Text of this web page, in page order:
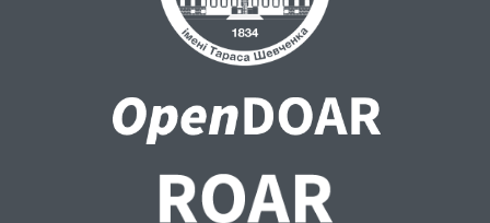
громадськими організаціями тощо. В
цілому поставлена проблематика
актуалізується в період екзистенційних
викликів породжених війною, тому
важливими є подальші дослідження
окреслених проблем у
полідисциплінарному науковому дискурсі.